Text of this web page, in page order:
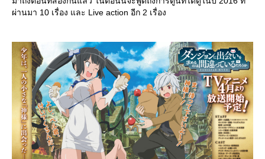
ผ่านมา 10 เรื่อง และ Live action อีก 2 เรื่อง